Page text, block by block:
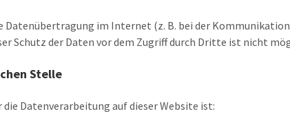
Datenübertragung im Internet (z. B. bei der
Schutz der Daten vor dem Zugriff durch Dritte ist nicht
Stelle
Datenverarbeitung auf dieser Website ist: